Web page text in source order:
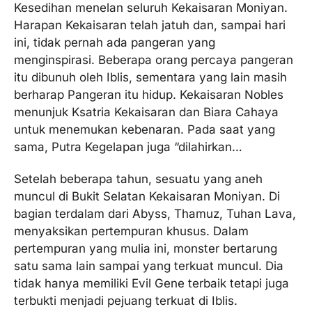
Kesedihan menelan seluruh Kekaisaran Moniyan.
Harapan Kekaisaran telah jatuh dan, sampai hari
ini, tidak pernah ada pangeran yang
menginspirasi. Beberapa orang percaya pangeran
itu dibunuh oleh Iblis, sementara yang lain masih
berharap Pangeran itu hidup. Kekaisaran Nobles
menunjuk Ksatria Kekaisaran dan Biara Cahaya
untuk menemukan kebenaran. Pada saat yang
sama, Putra Kegelapan juga “dilahirkan…
Setelah beberapa tahun, sesuatu yang aneh
muncul di Bukit Selatan Kekaisaran Moniyan. Di
bagian terdalam dari Abyss, Thamuz, Tuhan Lava,
menyaksikan pertempuran khusus. Dalam
pertempuran yang mulia ini, monster bertarung
satu sama lain sampai yang terkuat muncul. Dia
tidak hanya memiliki Evil Gene terbaik tetapi juga
terbukti menjadi pejuang terkuat di Iblis.